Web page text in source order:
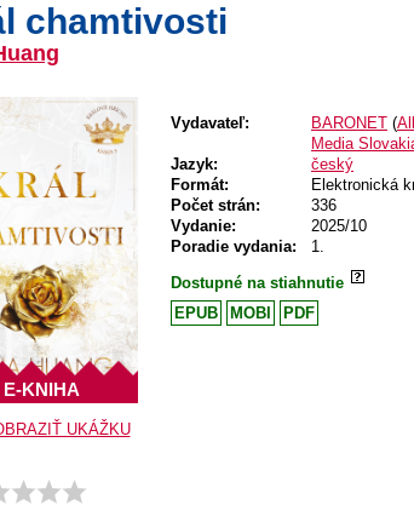
chamtivosti
UKÁŽKU
E-KNIHA
Vydavateľ: BARONET (
Media
Jazyk:
český
Formát:
Elektronická
Počet strán:
336
Vydanie:
2025/10
Poradie vydania:
1.
Dostupné na stiahnutie
EPUB
MOBI PDF